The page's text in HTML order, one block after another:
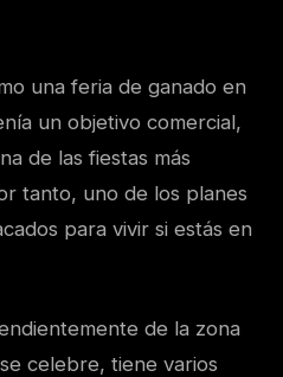
una feria de ganado en
un objetivo comercial,
de las fiestas más
tanto, uno de los planes
para vivir si estás en
de la zona
celebre, tiene varios